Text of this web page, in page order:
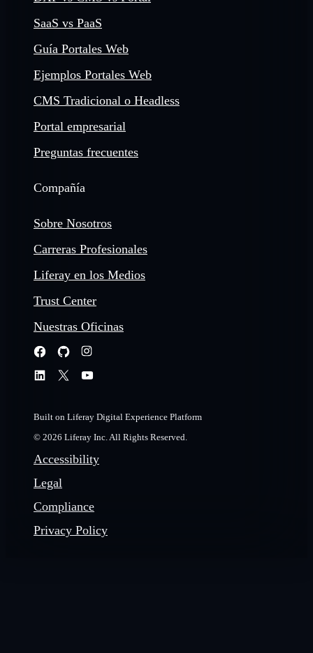
SaaS vs PaaS
Guía Portales Web
Ejemplos Portales Web
CMS Tradicional o Headless
Portal empresarial
Preguntas frecuentes
Compañía
Sobre Nosotros
Carreras Profesionales
Liferay en los Medios
Trust Center
Nuestras Oficinas
Built on Liferay Digital Experience Platform
© 2026 Liferay Inc. All Rights Reserved.
Accessibility
Legal
Compliance
Privacy Policy